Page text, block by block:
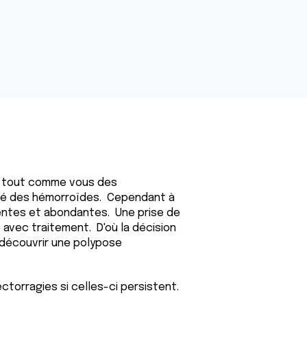
tout comme vous des
des hémorroïdes. Cependant à
et abondantes. Une prise de
avec traitement. D'où la décision
une polypose
si celles-ci persistent.